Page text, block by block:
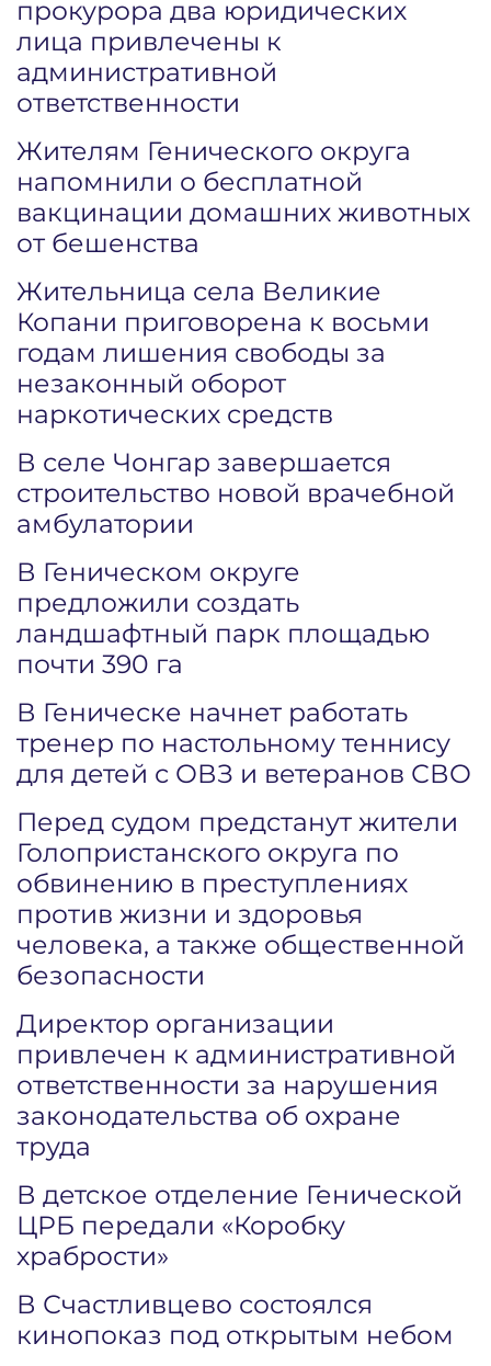
прокурора два юридических
лица привлечены к
административной
ответственности
Жителям Генического округа
напомнили о бесплатной
вакцинации домашних животных
от бешенства
Жительница села Великие
Копани приговорена к восьми
годам лишения свободы за
незаконный оборот
наркотических средств
В селе Чонгар завершается
строительство новой врачебной
амбулатории
В Геническом округе
предложили создать
ландшафтный парк площадью
почти 390 га
В Геническе начнет работать
тренер по настольному теннису
для детей с ОВЗ и ветеранов СВО
Перед судом предстанут жители
Голопристанского округа по
обвинению в преступлениях
против жизни и здоровья
человека, а также общественной
безопасности
Директор организации
привлечен к административной
ответственности за нарушения
законодательства об охране
труда
В детское отделение Генической
ЦРБ передали «Коробку
храбрости»
В Счастливцево состоялся
кинопоказ под открытым небом